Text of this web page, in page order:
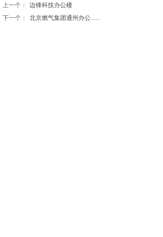
上一个：
边锋科技办公楼
下一个：
北京燃气集团通州办公......